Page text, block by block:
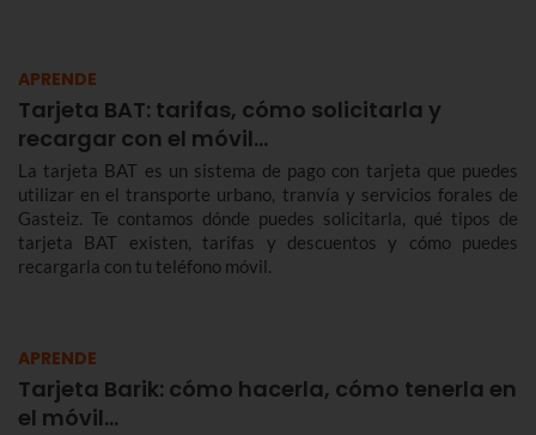
APRENDE
Tarjeta BAT: tarifas, cómo solicitarla y
recargar con el móvil…
La tarjeta BAT es un sistema de pago con tarjeta que puedes
utilizar en el transporte urbano, tranvía y servicios forales de
Gasteiz. Te contamos dónde puedes solicitarla, qué tipos de
tarjeta BAT existen, tarifas y descuentos y cómo puedes
recargarla con tu teléfono móvil.
APRENDE
Tarjeta Barik: cómo hacerla, cómo tenerla en
el móvil...